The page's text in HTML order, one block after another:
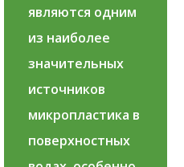
являются одним
из наиболее
значительных
источников
микропластика в
поверхностных